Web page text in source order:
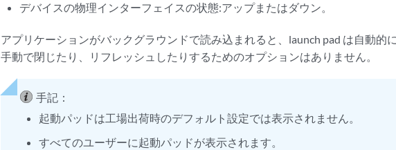
デバイスの物理インターフェイスの状態:アップまたはダウン。
アプリケーションがバックグラウンドで読み込まれると、launch pad は自動的
手動で閉じたり、リフレッシュしたりするためのオプションはありません。
手記：
起動パッドは工場出荷時のデフォルト設定では表示されません。
すべてのユーザーに起動パッドが表示されます。